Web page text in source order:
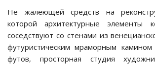
Не жалеющей средств на
которой архитектурные элементы
соседствуют со стенами из
футуристическим мраморным
футов, просторная студия